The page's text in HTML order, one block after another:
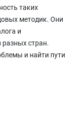
таких
методик. Они
и
разных стран.
и найти пути